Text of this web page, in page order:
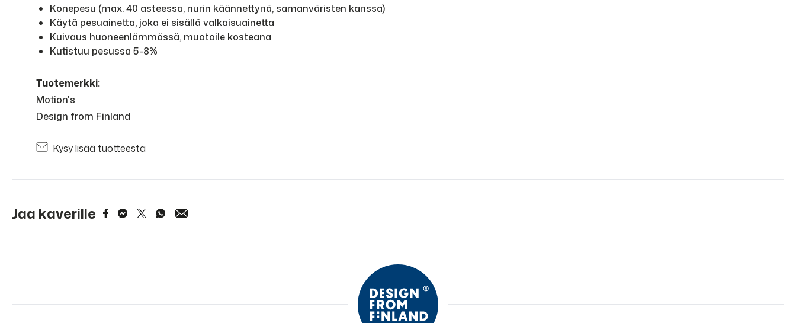
Konepesu (max. 40 asteessa, nurin käännettynä, samanväristen kanssa)
Käytä pesuainetta, joka ei sisällä valkaisuainetta
Kuivaus huoneenlämmössä, muotoile kosteana
Kutistuu pesussa 5-8%
Tuotemerkki:
Motion's
Design from Finland
Kysy lisää tuotteesta
Jaa kaverille